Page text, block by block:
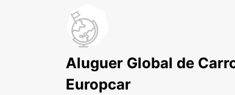
Aluguer Global de
Europcar